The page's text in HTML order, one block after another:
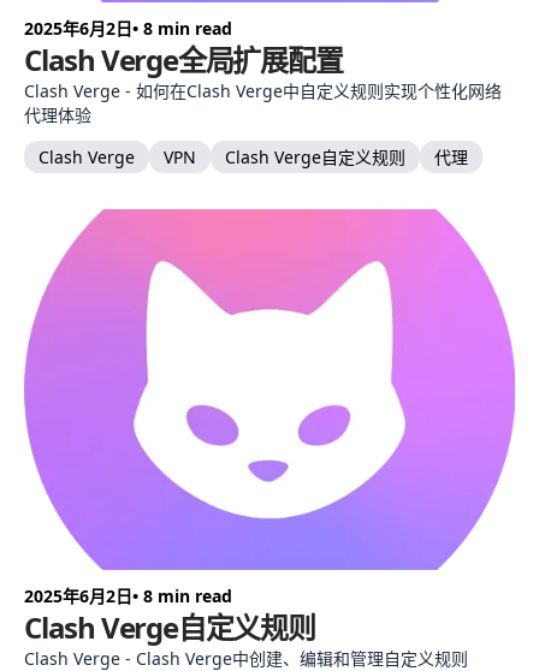
2025年6月2日• 8 min read
Clash Verge全局扩展配置
Clash Verge - 如何在Clash Verge中自定义规则实现个性化网络
代理体验
Clash Verge
VPN Clash Verge自定义规则 代理
2025年6月2日• 8 min read
Clash Verge自定义规则
Clash Verge - Clash Verge中创建、编辑和管理自定义规则